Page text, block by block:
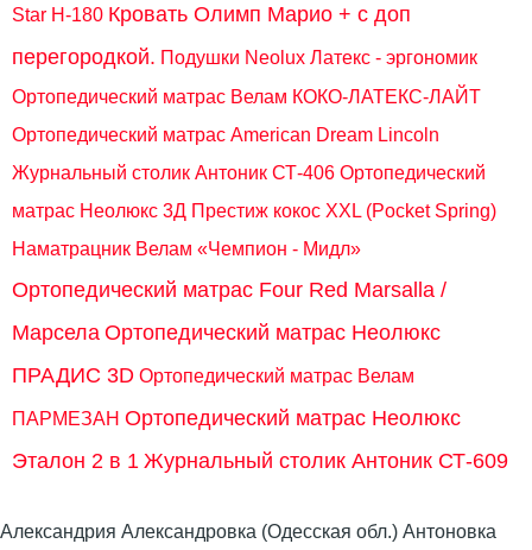
Star H-180 Кровать Олимп Марио + c доп
перегородкой. Подушки Neolux Латекс - эргономик
Ортопедический матрас Велам КОКО-ЛАТЕКС-ЛАЙТ
Ортопедический матрас American Dream Lincoln
Журнальный столик Антоник СТ-406 Ортопедический
матрас Неолюкс 3Д Престиж кокос XXL (Pocket Spring)
Наматрацник Велам «Чемпион - Мидл»
Ортопедический матрас Four Red Marsalla /
Марсела Ортопедический матрас Неолюкс
ПРАДИС 3D Ортопедический матрас Велам
ПАРМЕЗАН Ортопедический матрас Неолюкс
Эталон 2 в 1 Журнальный столик Антоник СТ-609
Александрия Александровка (Одесская обл.) Антоновка